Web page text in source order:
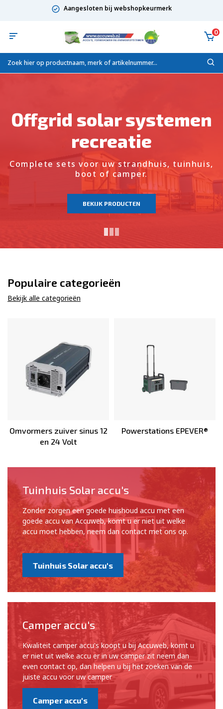
Aangesloten bij webshopkeurmerk
0
Offgrid solar systemen
recreatie
Complete sets voor uw strandhuis, tuinhuis,
boot of camper.
BEKIJK PRODUCTEN
Populaire categorieën
Bekijk alle categorieën
Omvormers zuiver sinus 12
en 24 Volt
Powerstations EPEVER®
Tuinhuis Solar accu's
Zonder zorgen een goede huishoud accu met een
goede accu van Accuweb, komt u er niet uit welke
accu moet hebben, neem dan contact met ons op.
Tuinhuis Solar accu's
Camper accu's
Kwaliteit camper accu's koopt u bij Accuweb, komt u
er niet uit welke accu er in uw camper zit neem dan
even contact op, dan helpen u bij het zoeken van de
juiste accu voor uw camper
Camper accu's